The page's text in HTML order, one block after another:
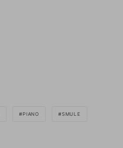
PIANO SMULE